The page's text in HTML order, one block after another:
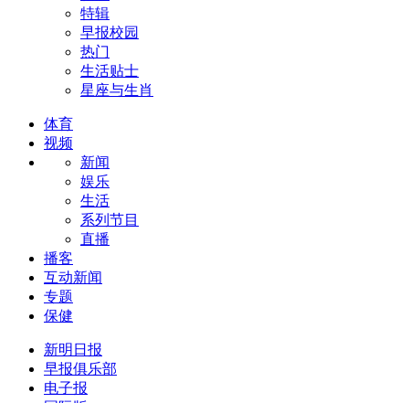
特辑
早报校园
热门
生活贴士
星座与生肖
体育
视频
新闻
娱乐
生活
系列节目
直播
播客
互动新闻
专题
保健
新明日报
早报俱乐部
电子报